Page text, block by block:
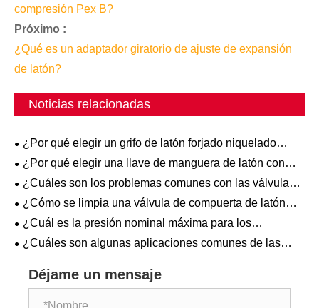
compresión Pex B?
Próximo :
¿Qué es un adaptador giratorio de ajuste de expansión
de latón?
Noticias relacionadas
¿Por qué elegir un grifo de latón forjado niquelado
frente a otras opciones?
¿Por qué elegir una llave de manguera de latón con
mango en T para la conexión de su manguera exterior?
¿Cuáles son los problemas comunes con las válvulas
de filtro en Y de latón y cómo solucionarlos?
¿Cómo se limpia una válvula de compuerta de latón
forjado Pn16?
¿Cuál es la presión nominal máxima para los
acoplamientos de conexión de latón PEX A?
¿Cuáles son algunas aplicaciones comunes de las
sistemas de plomería?
Déjame un mensaje